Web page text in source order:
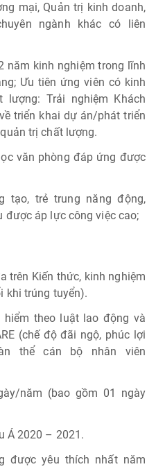
mại, Quản trị kinh doanh,
ngành khác có liên
năm kinh nghiệm trong lĩnh
Ưu tiên ứng viên có kinh
lượng: Trải nghiệm Khách
triển khai dự án/phát triển
trị chất lượng.
văn phòng đáp ứng được
tạo, trẻ trung năng động,
được áp lực công việc cao;
trên Kiến thức, kinh nghiệm
khi trúng tuyển).
theo luật lao động và
(chế độ đãi ngộ, phúc lợi
thể cán bộ nhân viên
năm (bao gồm 01 ngày
Á 2020 – 2021.
được yêu thích nhất năm